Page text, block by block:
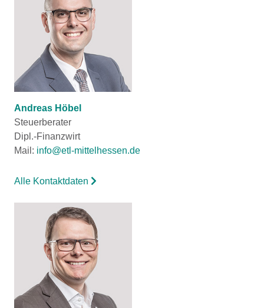
Andreas Höbel
Steuerberater
Dipl.-Finanzwirt
Mail: info@etl-mittelhessen.de
Alle Kontaktdaten